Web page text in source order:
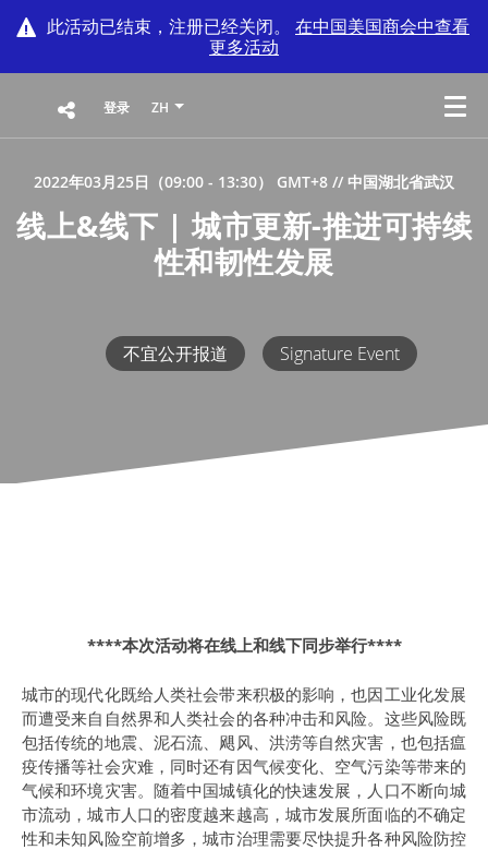
此活动已结束，注册已经关闭。 在中国美国商会中查看
更多活动
登录 ZH
2022年03月25日（09:00 - 13:30） GMT+8 // 中国湖北省武汉
线上&线下 | 城市更新-推进可持续
性和韧性发展
不宜公开报道 Signature Event
****本次活动将在线上和线下同步举行****
城市的现代化既给人类社会带来积极的影响，也因工业化发展
而遭受来自自然界和人类社会的各种冲击和风险。这些风险既
包括传统的地震、泥石流、飓风、洪涝等自然灾害，也包括瘟
疫传播等社会灾难，同时还有因气候变化、空气污染等带来的
气候和环境灾害。随着中国城镇化的快速发展，人口不断向城
市流动，城市人口的密度越来越高，城市发展所面临的不确定
性和未知风险空前增多，城市治理需要尽快提升各种风险防控